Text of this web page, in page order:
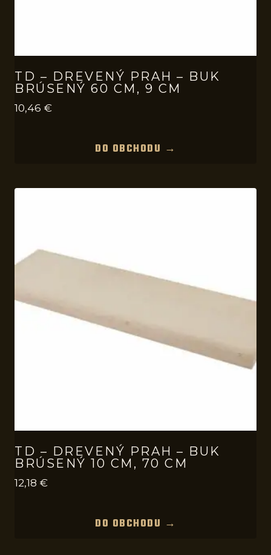
TD – DREVENÝ PRAH – BUK
BRÚSENÝ 60 CM, 9 CM
10,46 €
DO OBCHODU →
TD – DREVENÝ PRAH – BUK
BRÚSENÝ 10 CM, 70 CM
12,18 €
DO OBCHODU →